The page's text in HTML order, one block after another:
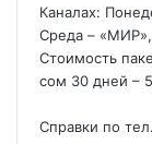
Каналах:
Среда – «МИР»,
Стоимость
сом 30 дней –
Справки по